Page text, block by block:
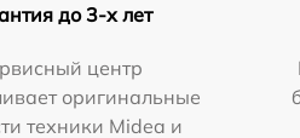
до 3-х лет
центр
оригинальные
техники Midea и